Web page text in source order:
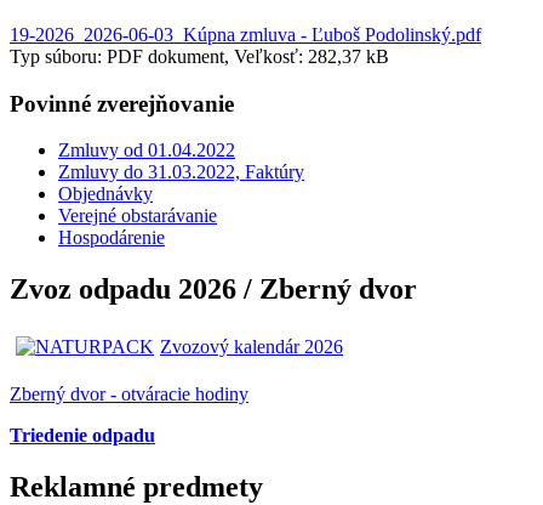
19-2026_2026-06-03_Kúpna zmluva - Ľuboš Podolinský.pdf
Typ súboru: PDF dokument, Veľkosť: 282,37 kB
Povinné zverejňovanie
Zmluvy od 01.04.2022
Zmluvy do 31.03.2022, Faktúry
Objednávky
Verejné obstarávanie
Hospodárenie
Zvoz odpadu 2026 / Zberný dvor
Zvozový kalendár 2026
Zberný dvor - otváracie hodiny
Triedenie odpadu
Reklamné predmety